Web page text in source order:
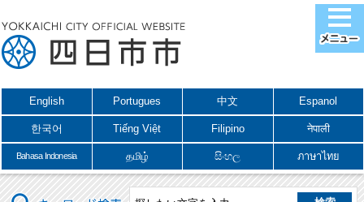
English Portugues 中文 Espanol
한국어 Tiếng Việt Filipino नेपाली
Bahasa Indonesia தமிழ் සිංහල ภาษาไทย
キーワード検索